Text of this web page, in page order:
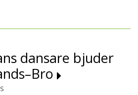
dansare bjuder